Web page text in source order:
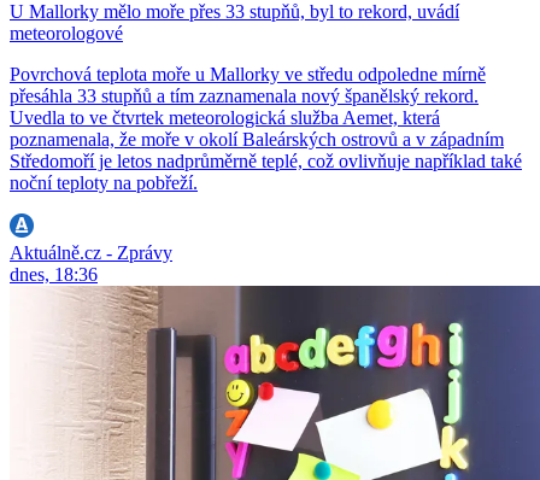
U Mallorky mělo moře přes 33 stupňů, byl to rekord, uvádí
meteorologové
Povrchová teplota moře u Mallorky ve středu odpoledne mírně
přesáhla 33 stupňů a tím zaznamenala nový španělský rekord.
Uvedla to ve čtvrtek meteorologická služba Aemet, která
poznamenala, že moře v okolí Baleárských ostrovů a v západním
Středomoří je letos nadprůměrně teplé, což ovlivňuje například také
noční teploty na pobřeží.
Aktuálně.cz - Zprávy
dnes, 18:36